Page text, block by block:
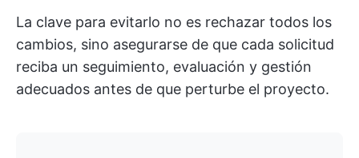
La clave para evitarlo no es rechazar todos los
cambios, sino asegurarse de que cada solicitud
reciba un seguimiento, evaluación y gestión
adecuados antes de que perturbe el proyecto.